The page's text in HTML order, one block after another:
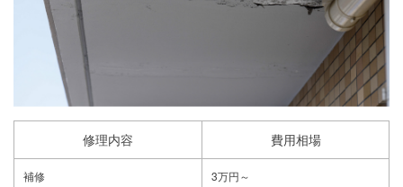
修理内容 費用相場
補修 3万円～